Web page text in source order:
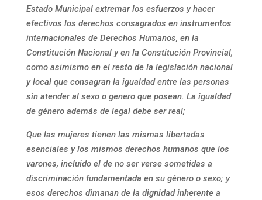
Estado Municipal extremar los esfuerzos y hacer
efectivos los derechos consagrados en instrumentos
internacionales de Derechos Humanos, en la
Constitución Nacional y en la Constitución Provincial,
como asimismo en el resto de la legislación nacional
y local que consagran la igualdad entre las personas
sin atender al sexo o genero que posean. La igualdad
de género además de legal debe ser real;
Que las mujeres tienen las mismas libertadas
esenciales y los mismos derechos humanos que los
varones, incluido el de no ser verse sometidas a
discriminación fundamentada en su género o sexo; y
esos derechos dimanan de la dignidad inherente a